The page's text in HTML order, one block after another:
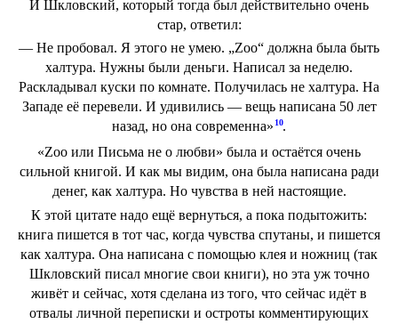
И Шкловский, который тогда был действительно очень
стар, ответил:
— Не пробовал. Я этого не умею. „Zoo“ должна была быть
халтура. Нужны были деньги. Написал за неделю.
Раскладывал куски по комнате. Получилась не халтура. На
Западе её перевели. И удивились — вещь написана 50 лет
назад, но она современна» 10.
«Zoo или Письма не о любви» была и остаётся очень
сильной книгой. И как мы видим, она была написана ради
денег, как халтура. Но чувства в ней настоящие.
К этой цитате надо ещё вернуться, а пока подытожить:
книга пишется в тот час, когда чувства спутаны, и пишется
как халтура. Она написана с помощью клея и ножниц (так
Шкловский писал многие свои книги), но эта уж точно
живёт и сейчас, хотя сделана из того, что сейчас идёт в
отвалы личной переписки и остроты комментирующих